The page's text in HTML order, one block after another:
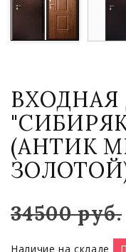
ВХОДНАЯ
(АНТИК
34500 руб.
Наличие на складе